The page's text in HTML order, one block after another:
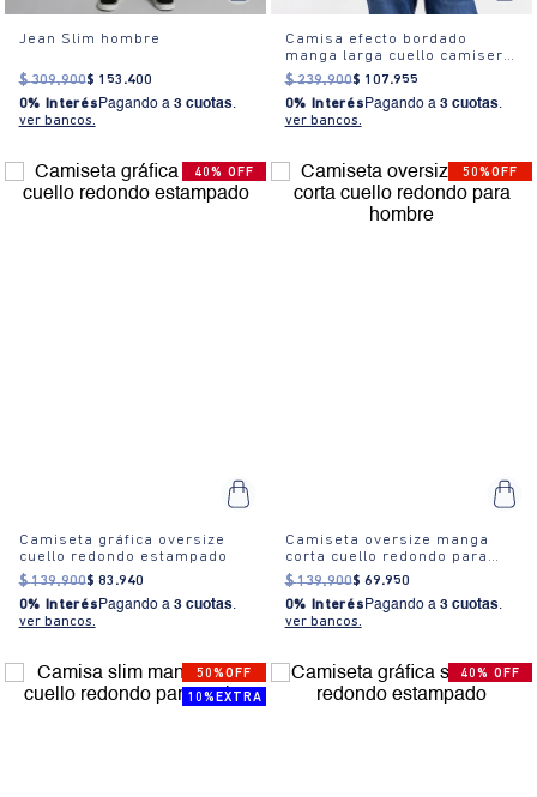
Jean Slim hombre
$ 309.900$ 153 .400
0% Interés Pagando a 3 cuotas.
ver bancos.
Camisa efecto bordado
manga larga cuello camisero
para hombre
$ 239.900$ 107.955
0% Interés Pagando a 3 cuotas.
ver bancos.
40% OFF
Camiseta gráfica oversize
cuello redondo estampado
$ 139.900$ 83 .940
0% Interés Pagando a 3 cuotas.
ver bancos.
50%OFF
Camiseta oversize manga
corta cuello redondo para
hombre
$ 139.900$ 69.950
0% Interés Pagando a 3 cuotas.
ver bancos.
50%OFF
10%EXTRA
40% OFF